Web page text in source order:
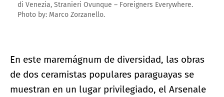
di Venezia, Stranieri Ovunque – Foreigners Everywhere.
Photo by: Marco Zorzanello.
En este maremágnum de diversidad, las obras
de dos ceramistas populares paraguayas se
muestran en un lugar privilegiado, el Arsenale